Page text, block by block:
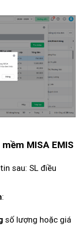
MISA EMIS
sau: SL điều
:
số lượng hoặc giá